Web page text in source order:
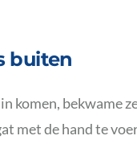
buiten
komen, bekwame
met de hand te